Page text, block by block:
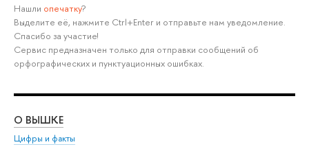
Нашли опечатку?
Выделите её, нажмите Ctrl+Enter и отправьте нам уведомление.
Спасибо за участие!
Сервис предназначен только для отправки сообщений об
орфографических и пунктуационных ошибках.
О ВЫШКЕ
Цифры и факты